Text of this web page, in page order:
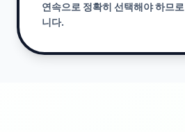
연속으로 정확히 선택해야 하므
니다.